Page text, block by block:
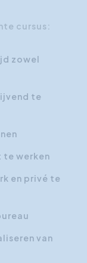
cursus:
zowel
te
werken
en privé te
van